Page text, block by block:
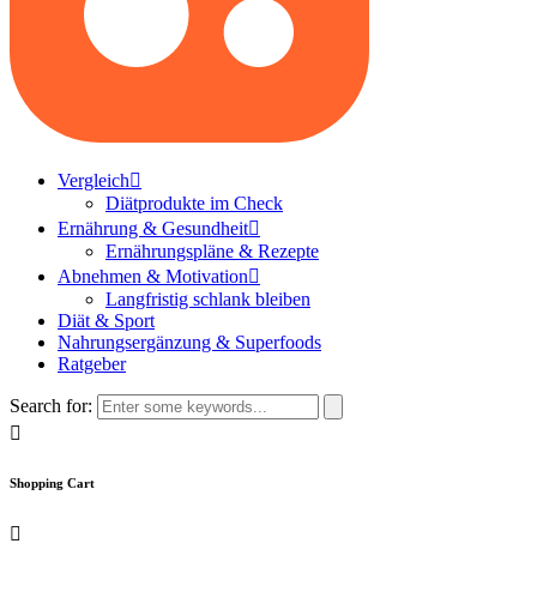
Vergleich
Diätprodukte im Check
Ernährung & Gesundheit
Ernährungspläne & Rezepte
Abnehmen & Motivation
Langfristig schlank bleiben
Diät & Sport
Nahrungsergänzung & Superfoods
Ratgeber
Search for:
Shopping Cart